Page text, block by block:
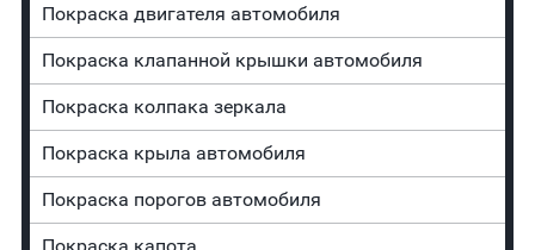
Покраска двигателя автомобиля
Покраска клапанной крышки автомобиля
Покраска колпака зеркала
Покраска крыла автомобиля
Покраска порогов автомобиля
Покраска капота